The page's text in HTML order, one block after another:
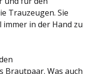
Trauzeugen. Sie
in der Hand zu
Brautpaar. Was auch